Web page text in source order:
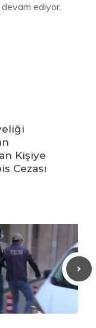
devam ediyor.
Kişiye
Cezası